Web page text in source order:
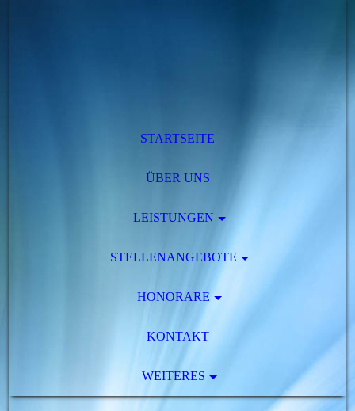
STARTSEITE
ÜBER UNS
LEISTUNGEN
STELLENANGEBOTE
HONORARE
KONTAKT
WEITERES